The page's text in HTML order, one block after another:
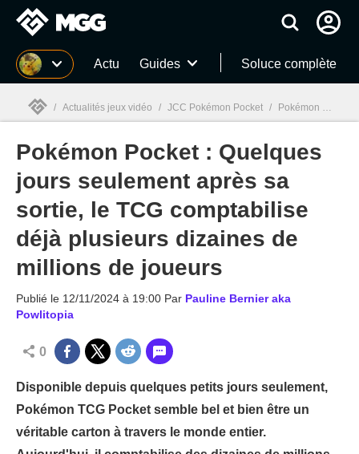
MGG Actu Guides Soluce complète
MGG
/ Actualités jeux vidéo / JCC Pokémon Pocket / Pokémon Pocket : Quelques jours seulement après sa sortie, le TCG comptabilise déjà plusieurs dizaines de millions de joueurs
Pokémon Pocket : Quelques
jours seulement après sa
sortie, le TCG comptabilise
déjà plusieurs dizaines de
millions de joueurs
Publié le 12/11/2024 à 19:00 Par Pauline Bernier aka
Powlitopia
0
Disponible depuis quelques petits jours seulement,
Pokémon TCG Pocket semble bel et bien être un
véritable carton à travers le monde entier.